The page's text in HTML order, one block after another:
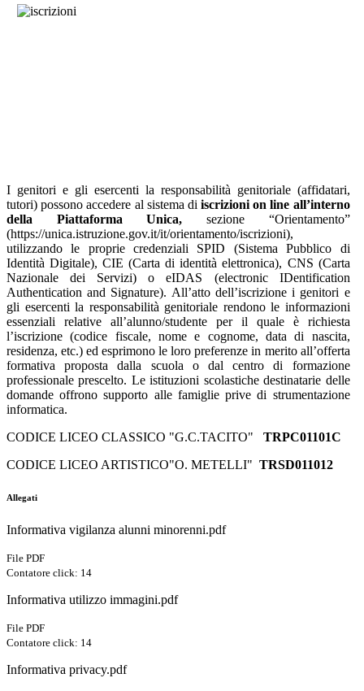
I genitori e gli esercenti la responsabilità genitoriale (affidatari,
tutori) possono accedere al sistema diiscrizioni on line all’interno
della Piattaforma Unica, sezione “Orientamento”
(https://unica.istruzione.gov.it/it/orientamento/iscrizioni),
utilizzando le proprie credenziali SPID (Sistema Pubblico di
Identità Digitale), CIE (Carta di identità elettronica), CNS (Carta
Nazionale dei Servizi) o eIDAS (electronic IDentification
Authentication and Signature). All’atto dell’iscrizione i genitori e
gli esercenti la responsabilità genitoriale rendono le informazioni
essenziali relative all’alunno/studente per il quale è richiesta
l’iscrizione (codice fiscale, nome e cognome, data di nascita,
residenza, etc.) ed esprimono le loro preferenze in merito all’offerta
formativa proposta dalla scuola o dal centro di formazione
professionale prescelto. Le istituzioni scolastiche destinatarie delle
domande offrono supporto alle famiglie prive di strumentazione
informatica.
CODICE LICEO CLASSICO "G.C.TACITO" TRPC01101C
CODICE LICEO ARTISTICO"O. METELLI" TRSD011012
Allegati
Informativa vigilanza alunni minorenni.pdf
File PDF
Contatore click: 14
Informativa utilizzo immagini.pdf
File PDF
Contatore click: 14
Informativa privacy.pdf